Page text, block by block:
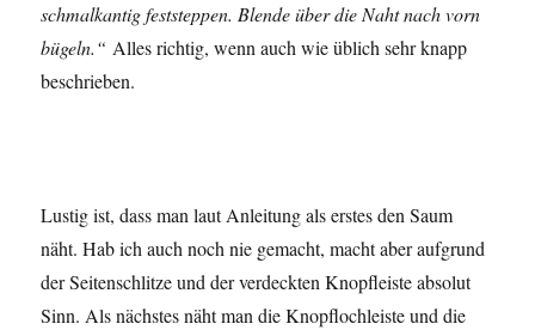
schmalkantig feststeppen. Blende über die Naht nach vorn
bügeln.“ Alles richtig, wenn auch wie üblich sehr knapp
beschrieben.
Lustig ist, dass man laut Anleitung als erstes den Saum
näht. Hab ich auch noch nie gemacht, macht aber aufgrund
der Seitenschlitze und der verdeckten Knopfleiste absolut
Sinn. Als nächstes näht man die Knopflochleiste und die